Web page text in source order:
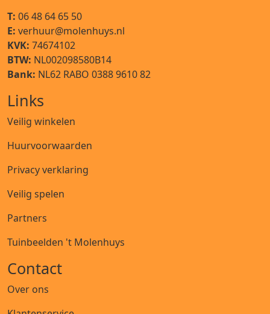
T: 06 48 64 65 50
E: verhuur@molenhuys.nl
KVK: 74674102
BTW: NL002098580B14
Bank: NL62 RABO 0388 9610 82
Links
Veilig winkelen
Huurvoorwaarden
Privacy verklaring
Veilig spelen
Partners
Tuinbeelden 't Molenhuys
Contact
Over ons